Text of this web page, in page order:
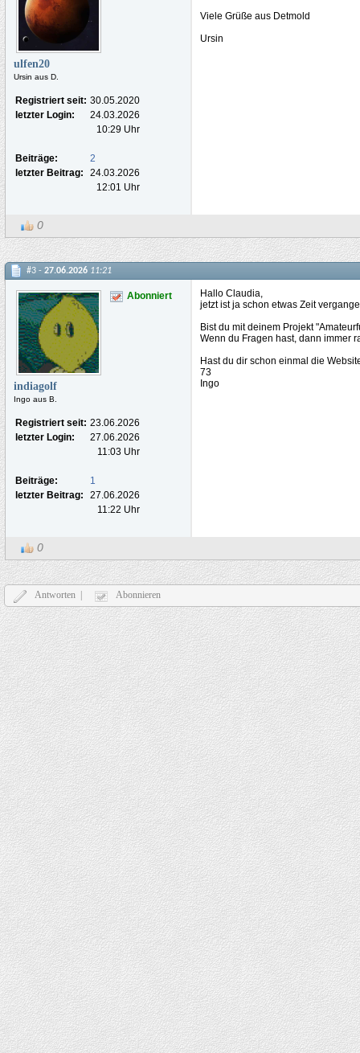
ulfen20
Ursin aus D.
Registriert seit: 30.05.2020
letzter Login:
24.03.2026
10:29 Uhr
Beiträge:
2
letzter Beitrag:
24.03.2026
12:01 Uhr
Viele Grüße aus Detmold
Ursin
0
#3 - 27.06.2026 11:21
Abonniert
indiagolf
Ingo aus B.
Registriert seit: 23.06.2026
letzter Login:
27.06.2026
11:03 Uhr
Beiträge:
1
letzter Beitrag:
27.06.2026
11:22 Uhr
Hallo Claudia,
jetzt ist ja schon etwas Zeit
Bist du mit deinem Projekt
Wenn du Fragen hast, dann immer
Hast du dir schon einmal die
73
Ingo
0
Antworten | Abonnieren